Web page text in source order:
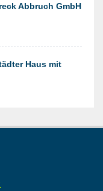
Abbruch GmbH
Haus mit